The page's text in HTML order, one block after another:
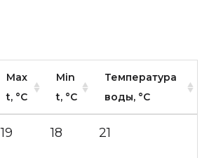
Max
t, °C
Min
t, °C
Температура
воды, °C
19 18 21